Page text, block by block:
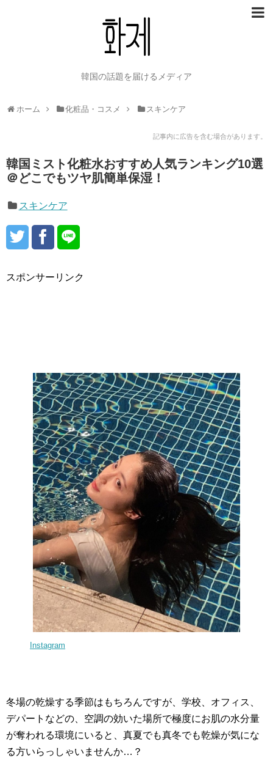
韓国の話題を届けるメディア
ホーム 化粧品・コスメ スキンケア
記事内に広告を含む場合があります。
韓国ミスト化粧水おすすめ人気ランキング10選
＠どこでもツヤ肌簡単保湿！
スキンケア
スポンサーリンク
Instagram
冬場の乾燥する季節はもちろんですが、学校、オフィス、
デパートなどの、空調の効いた場所で極度にお肌の水分量
が奪われる環境にいると、真夏でも真冬でも乾燥が気にな
る方いらっしゃいませんか…？